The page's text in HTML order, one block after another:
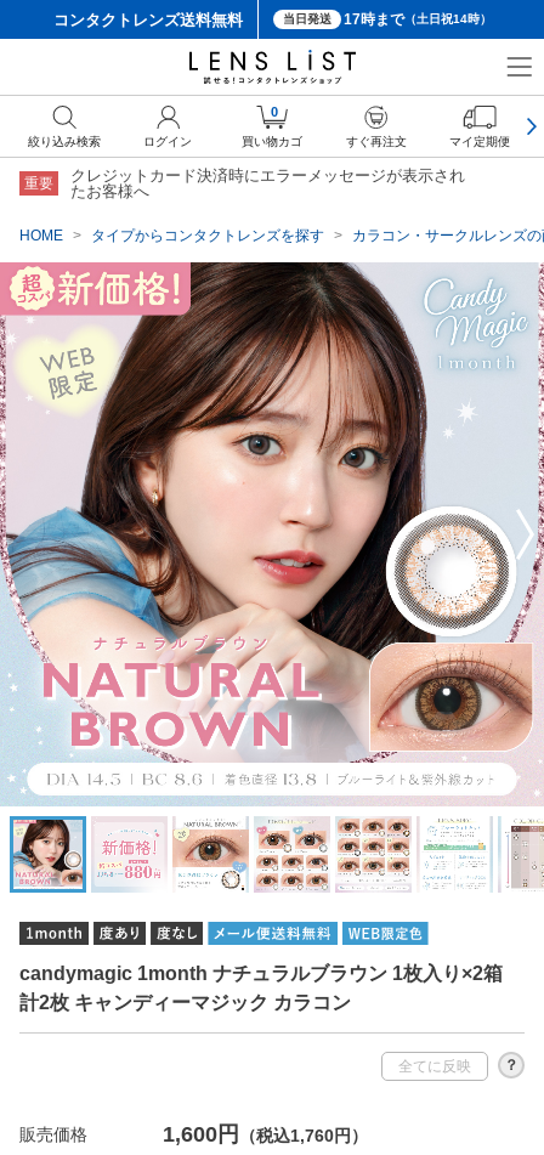
コンタクトレンズ送料無料 当日発送 17時まで（土日祝14時）
重要
クレジットカード決済時にエラーメッセージが表示され
たお客様へ
HOME タイプからコンタクトレンズを探す カラコン・サークルレンズ
candymagic 1month ナチュラルブラウン 1枚入り×2箱
計2枚 キャンディーマジック カラコン
全てに反映 ？
販売価格 1,600円 （税込1,760円）
絞り込み検索 ログイン
0
買い物カゴ すぐ再注文 マイ定期便
クーポン詳細